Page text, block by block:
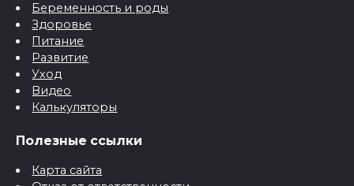
Беременность и роды
Здоровье
Питание
Развитие
Уход
Видео
Калькуляторы
Полезные ссылки
Карта сайта